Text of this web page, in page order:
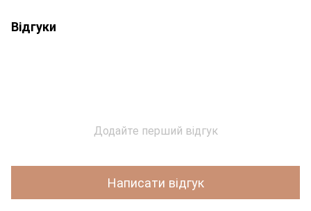
Відгуки
Додайте перший відгук
Написати відгук